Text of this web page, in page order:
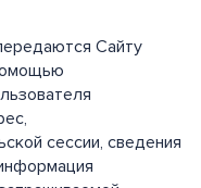
Сайту
сессии, сведения